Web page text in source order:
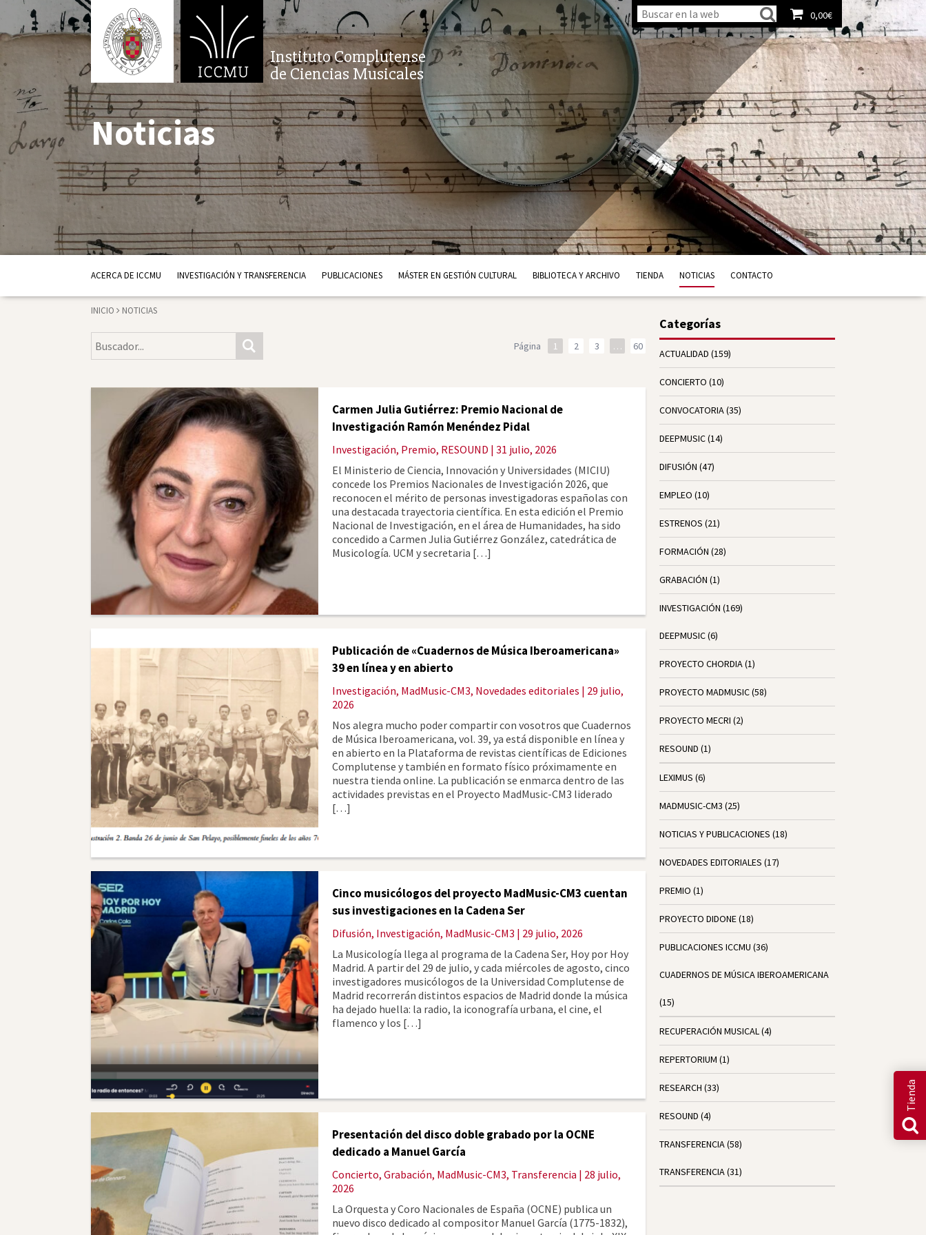
Instituto Complutense
de Ciencias Musicales
0,00€
Ver carrito
Tienda
Noticias
ACERCA DE ICCMU INVESTIGACIÓN Y TRANSFERENCIA PUBLICACIONES MÁSTER EN GESTIÓN CULTURAL BIBLIOTECA Y ARCHIVO TIENDA NOTICIAS CONTACTO
INICIO NOTICIAS
Página 1 2 3 … 60
Carmen Julia Gutiérrez: Premio Nacional de
Investigación Ramón Menéndez Pidal
Investigación, Premio, RESOUND | 31 julio, 2026
El Ministerio de Ciencia, Innovación y Universidades (MICIU)
concede los Premios Nacionales de Investigación 2026, que
reconocen el mérito de personas investigadoras españolas con
una destacada trayectoria científica. En esta edición el Premio
Nacional de Investigación, en el área de Humanidades, ha sido
concedido a Carmen Julia Gutiérrez González, catedrática de
Musicología. UCM y secretaria […]
Publicación de «Cuadernos de Música Iberoamericana»
39 en línea y en abierto
Investigación, MadMusic-CM3, Novedades editoriales | 29 julio,
2026
Nos alegra mucho poder compartir con vosotros que Cuadernos
de Música Iberoamericana, vol. 39, ya está disponible en línea y
en abierto en la Plataforma de revistas científicas de Ediciones
Complutense y también en formato físico próximamente en
nuestra tienda online. La publicación se enmarca dentro de las
actividades previstas en el Proyecto MadMusic-CM3 liderado
[…]
Cinco musicólogos del proyecto MadMusic-CM3 cuentan
sus investigaciones en la Cadena Ser
Difusión, Investigación, MadMusic-CM3 | 29 julio, 2026
La Musicología llega al programa de la Cadena Ser, Hoy por Hoy
Madrid. A partir del 29 de julio, y cada miércoles de agosto, cinco
investigadores musicólogos de la Universidad Complutense de
Madrid recorrerán distintos espacios de Madrid donde la música
ha dejado huella: la radio, la iconografía urbana, el cine, el
flamenco y los […]
Presentación del disco doble grabado por la OCNE
dedicado a Manuel García
Concierto, Grabación, MadMusic-CM3, Transferencia | 28 julio,
2026
La Orquesta y Coro Nacionales de España (OCNE) publica un
nuevo disco dedicado al compositor Manuel García (1775-1832),
Categorías
ACTUALIDAD (159)
CONCIERTO (10)
CONVOCATORIA(35)
DEEPMUSIC(14)
DIFUSIÓN (47)
EMPLEO (10)
ESTRENOS (21)
FORMACIÓN (28)
GRABACIÓN (1)
INVESTIGACIÓN (169)
DEEPMUSIC(6)
PROYECTO CHORDIA(1)
PROYECTO MADMUSIC(58)
PROYECTO MECRI (2)
RESOUND (1)
LEXIMUS (6)
MADMUSIC-CM3 (25)
NOTICIAS Y PUBLICACIONES (18)
NOVEDADES EDITORIALES (17)
PREMIO (1)
PROYECTO DIDONE(18)
PUBLICACIONES ICCMU (36)
CUADERNOS DE MÚSICA IBEROAMERICANA
(15)
RECUPERACIÓN MUSICAL(4)
REPERTORIUM (1)
RESEARCH (33)
RESOUND (4)
TRANSFERENCIA(58)
TRANSFERENCIA(31)